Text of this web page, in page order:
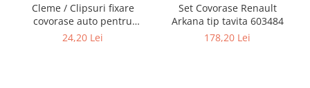
Cleme / Clipsuri fixare
covorase auto pentru
Renault / Nissan
24,20 Lei
Set Covorase Renault
Arkana tip tavita 603484
178,20 Lei